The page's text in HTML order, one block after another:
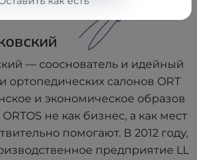
— сооснователь и идейный
ортопедических салонов ORT
и экономическое образов
не как бизнес, а как мест
помогают. В 2012 году,
предприятие LL